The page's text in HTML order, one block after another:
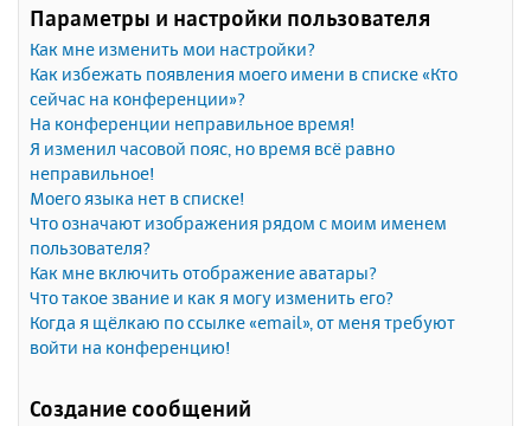
Параметры и настройки пользователя
Как мне изменить мои настройки?
Как избежать появления моего имени в списке «Кто
сейчас на конференции»?
На конференции неправильное время!
Я изменил часовой пояс, но время всё равно
неправильное!
Моего языка нет в списке!
Что означают изображения рядом с моим именем
пользователя?
Как мне включить отображение аватары?
Что такое звание и как я могу изменить его?
Когда я щёлкаю по ссылке «email», от меня требуют
войти на конференцию!
Создание сообщений